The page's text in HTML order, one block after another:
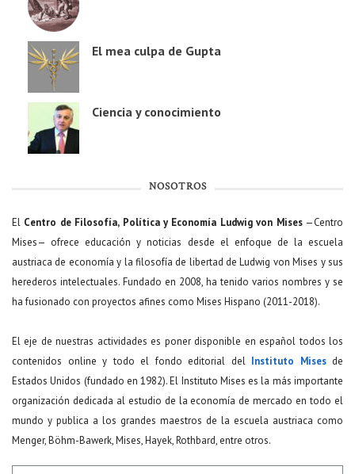
El mea culpa de Gupta
Ciencia y conocimiento
NOSOTROS
El Centro de Filosofía, Política y Economía Ludwig von Mises—Centro
Mises— ofrece educación y noticias desde el enfoque de la escuela
austriaca de economía y la filosofía de libertad de Ludwig von Mises y sus
herederos intelectuales. Fundado en 2008, ha tenido varios nombres y se
ha fusionado con proyectos afines como Mises Hispano (2011-2018).
El eje de nuestras actividades es poner disponible en español todos los
contenidos online y todo el fondo editorial del Instituto Misesde
Estados Unidos (fundado en 1982). El Instituto Mises es la más importante
organización dedicada al estudio de la economía de mercado en todo el
mundo y publica a los grandes maestros de la escuela austriaca como
Menger, Böhm-Bawerk, Mises, Hayek, Rothbard, entre otros.